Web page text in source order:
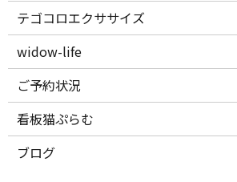
テゴコロエクササイズ
widow-life
ご予約状況
看板猫ぷらむ
ブログ